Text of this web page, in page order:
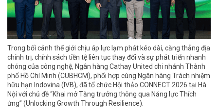
Trong bối cảnh thế giới chịu áp lực lạm phát kéo dài, căng thẳng địa
chính trị, chính sách tiền tệ liên tục thay đổi và sự phát triển nhanh
chóng của công nghệ, Ngân hàng Cathay United chi nhánh Thành
phố Hồ Chí Minh (CUBHCM), phối hợp cùng Ngân hàng Trách nhiệm
hữu hạn Indovina (IVB), đã tổ chức Hội thảo CONNECT 2026 tại Hà
Nội với chủ đề “Khai mở Tăng trưởng thông qua Năng lực Thích
ứng” (Unlocking Growth Through Resilience).